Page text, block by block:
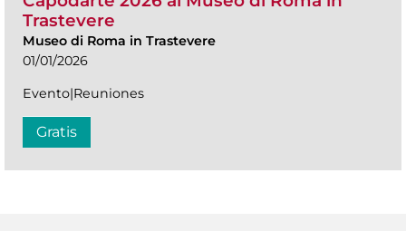
Trastevere
Museo di Roma in Trastevere
01/01/2026
Evento|Reuniones
Gratis